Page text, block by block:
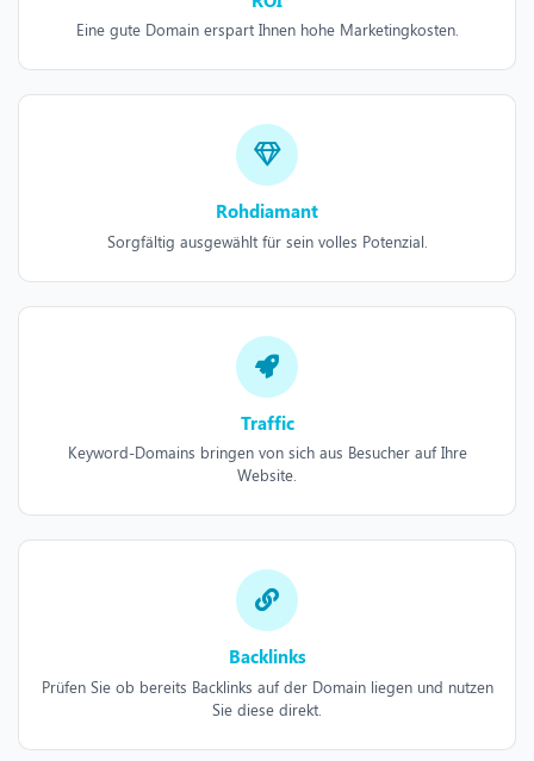
Eine gute Domain erspart Ihnen hohe Marketingkosten.
Rohdiamant
Sorgfältig ausgewählt für sein volles Potenzial.
Traffic
Keyword-Domains bringen von sich aus Besucher auf Ihre
Website.
Backlinks
Prüfen Sie ob bereits Backlinks auf der Domain liegen und nutzen
Sie diese direkt.